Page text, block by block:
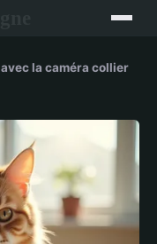
la caméra collier